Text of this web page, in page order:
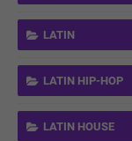
LATIN
LATIN HIP-HOP
LATIN HOUSE